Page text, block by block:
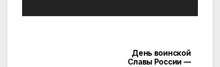
День воинской
Славы России —